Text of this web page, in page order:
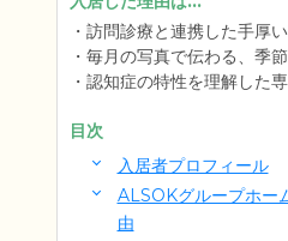
訪問診療と連携した手厚
毎月の写真で伝わる、季
認知症の特性を理解した
目次
入居者プロフィール
ALSOKグループホー
由